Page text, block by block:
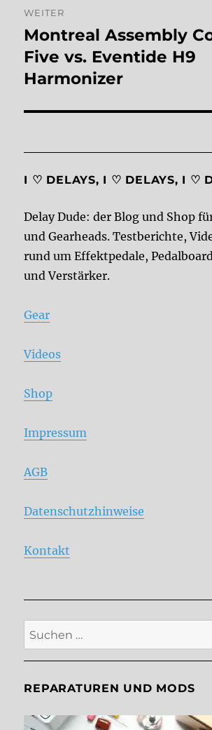
WEITER
Nächster
Beitrag:
Montreal Assembly
Five vs. Eventide H9
Harmonizer
I ♡ DELAYS, I ♡ DELAYS, I ♡
Delay Dude: der Blog und Shop
und Gearheads. Testberichte,
rund um Effektpedale,
und Verstärker.
Gear
Videos
Shop
Impressum
AGB
Datenschutzhinweise
Kontakt
Suche
nach:
REPARATUREN UND MODS